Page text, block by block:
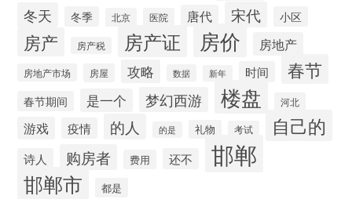
冬天 冬季 北京 医院 唐代 宋代 小区
房产 房产税 房产证 房价 房地产
房地产市场 房屋 攻略 数据 新年 时间 春节
春节期间 是一个 梦幻西游 楼盘 河北
游戏 疫情 的人 的是 礼物 考试 自己的
诗人 购房者 费用 还不 邯郸
邯郸市 都是